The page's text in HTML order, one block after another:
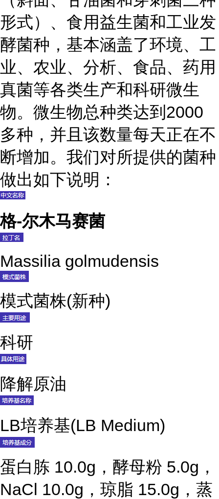
形式）、食用益生菌和工业发
酵菌种，基本涵盖了环境、工
业、农业、分析、食品、药用
真菌等各类生产和科研微生
物。微生物总种类达到2000
多种，并且该数量每天正在不
断增加。我们对所提供的菌种
做出如下说明：
格-尔木马赛菌
Massilia golmudensis
模式菌株(新种)
科研
降解原油
LB培养基(LB Medium)
蛋白胨 10.0g，酵母粉 5.0g，
NaCl 10.0g，琼脂 15.0g，蒸